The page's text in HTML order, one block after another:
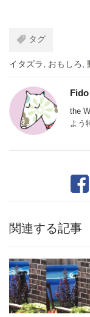
タグ
イタズラ おもしろ
Fido
the
よう
関連する記事